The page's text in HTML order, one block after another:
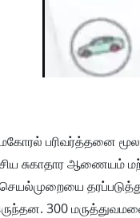
பரிவர்த்தனை
சுகாதார ஆணையம்
300